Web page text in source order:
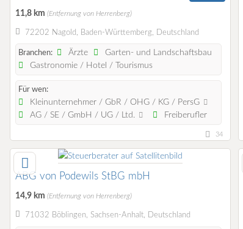
11,8 km (Entfernung von Herrenberg)
72202 Nagold, Baden-Württemberg, Deutschland
Branchen: Ärzte
Garten- und Landschaftsbau
Gastronomie / Hotel / Tourismus
Für wen:
Kleinunternehmer / GbR / OHG / KG / PersG
AG / SE / GmbH / UG / Ltd.
Freiberufler
34
ABG von Podewils StBG mbH
14,9 km (Entfernung von Herrenberg)
71032 Böblingen, Sachsen-Anhalt, Deutschland